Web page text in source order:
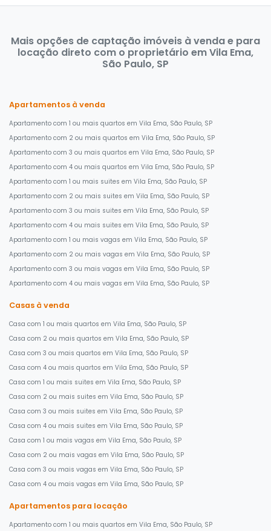
Mais opções de captação imóveis à venda e para
locação direto com o proprietário em Vila Ema,
São Paulo, SP
Apartamentos à venda
Apartamento com 1 ou mais quartos em Vila Ema, São Paulo, SP
Apartamento com 2 ou mais quartos em Vila Ema, São Paulo, SP
Apartamento com 3 ou mais quartos em Vila Ema, São Paulo, SP
Apartamento com 4 ou mais quartos em Vila Ema, São Paulo, SP
Apartamento com 1 ou mais suites em Vila Ema, São Paulo, SP
Apartamento com 2 ou mais suites em Vila Ema, São Paulo, SP
Apartamento com 3 ou mais suites em Vila Ema, São Paulo, SP
Apartamento com 4 ou mais suites em Vila Ema, São Paulo, SP
Apartamento com 1 ou mais vagas em Vila Ema, São Paulo, SP
Apartamento com 2 ou mais vagas em Vila Ema, São Paulo, SP
Apartamento com 3 ou mais vagas em Vila Ema, São Paulo, SP
Apartamento com 4 ou mais vagas em Vila Ema, São Paulo, SP
Casas à venda
Casa com 1 ou mais quartos em Vila Ema, São Paulo, SP
Casa com 2 ou mais quartos em Vila Ema, São Paulo, SP
Casa com 3 ou mais quartos em Vila Ema, São Paulo, SP
Casa com 4 ou mais quartos em Vila Ema, São Paulo, SP
Casa com 1 ou mais suites em Vila Ema, São Paulo, SP
Casa com 2 ou mais suites em Vila Ema, São Paulo, SP
Casa com 3 ou mais suites em Vila Ema, São Paulo, SP
Casa com 4 ou mais suites em Vila Ema, São Paulo, SP
Casa com 1 ou mais vagas em Vila Ema, São Paulo, SP
Casa com 2 ou mais vagas em Vila Ema, São Paulo, SP
Casa com 3 ou mais vagas em Vila Ema, São Paulo, SP
Casa com 4 ou mais vagas em Vila Ema, São Paulo, SP
Apartamentos para locação
Apartamento com 1 ou mais quartos em Vila Ema, São Paulo, SP